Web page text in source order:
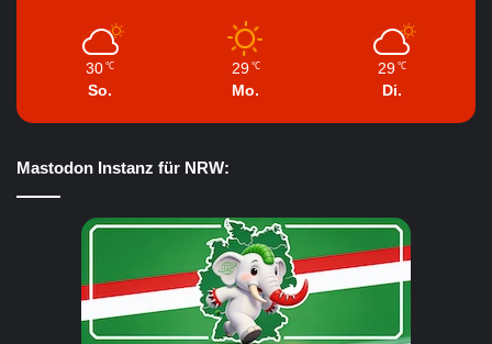
30 ℃
So.
29 ℃
Mo.
29 ℃
Di.
Mastodon Instanz für NRW: